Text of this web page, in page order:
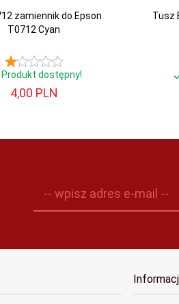
zamiennik do Epson
T0712 Cyan
Produkt dostępny!
4,00 PLN
Tusz
-- wpisz adres e-mail --